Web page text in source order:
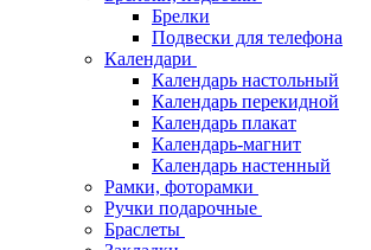
Брелки
Подвески для телефона
Календари
Календарь настольный
Календарь перекидной
Календарь плакат
Календарь-магнит
Календарь настенный
Рамки, фоторамки
Ручки подарочные
Браслеты